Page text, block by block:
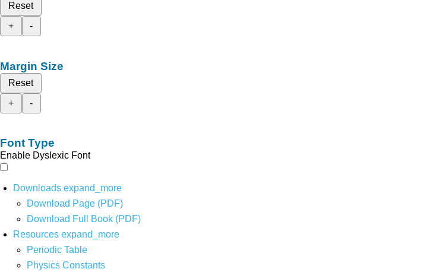
Reset
+
-
Margin Size
Reset
+
-
Font Type
Enable Dyslexic Font
Downloads expand_more
Download Page (PDF)
Download Full Book (PDF)
Resources expand_more
Periodic Table
Physics Constants